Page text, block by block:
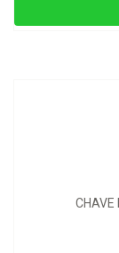
CHAVE